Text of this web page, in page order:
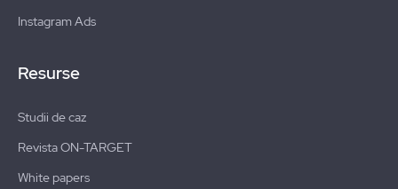
Instagram Ads
Resurse
Studii de caz
Revista ON-TARGET
White papers